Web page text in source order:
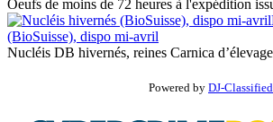
Oeufs de moins de 72 heures à l'expédition
(BioSuisse), dispo mi-avril
Nucléis DB hivernés, reines Carnica
Powered by DJ-